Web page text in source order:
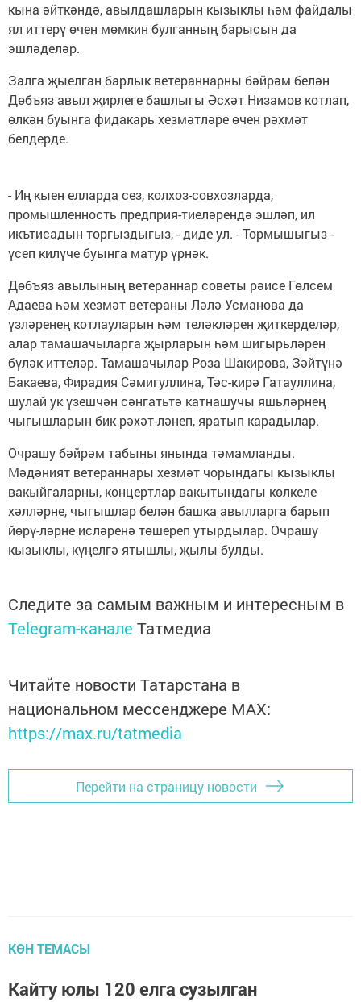
кына әйткәндә, авылдашларын кызыклы һәм файдалы
ял иттерү өчен мөмкин булганның барысын да
эшләделәр.
Залга җыелган барлык ветераннарны бәйрәм белән
Дөбъяз авыл җирлеге башлыгы Әсхәт Низамов котлап,
өлкән буынга фидакарь хезмәтләре өчен рәхмәт
белдерде.
- Иң кыен елларда сез, колхоз-совхозларда,
промышленность предприя-тиеләрендә эшләп, ил
икътисадын торгыздыгыз, - диде ул. - Тормышыгыз -
үсеп килүче буынга матур үрнәк.
Дөбъяз авылының ветераннар советы рәисе Гөлсем
Адаева һәм хезмәт ветераны Ләлә Усманова да
үзләренең котлауларын һәм теләкләрен җиткерделәр,
алар тамашачыларга җырларын һәм шигырьләрен
бүләк иттеләр. Тамашачылар Роза Шакирова, Зәйтүнә
Бакаева, Фирадия Сәмигуллина, Тәс-кирә Гатауллина,
шулай ук үзешчән сәнгатьтә катнашучы яшьләрнең
чыгышларын бик рәхәт-ләнеп, яратып карадылар.
Очрашу бәйрәм табыны янында тәмамланды.
Мәдәният ветераннары хезмәт чорындагы кызыклы
вакыйгаларны, концертлар вакытындагы көлкеле
хәлләрне, чыгышлар белән башка авылларга барып
йөрү-ләрне исләренә төшереп утырдылар. Очрашу
кызыклы, күңелгә ятышлы, җылы булды.
Следите за самым важным и интересным в
Telegram-канале Татмедиа
Читайте новости Татарстана в
национальном мессенджере MАХ:
https://max.ru/tatmedia
Перейти на страницу новости
КӨН ТЕМАСЫ
Кайту юлы 120 елга сузылган